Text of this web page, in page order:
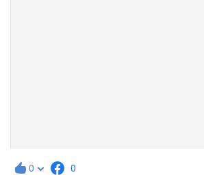
0 0